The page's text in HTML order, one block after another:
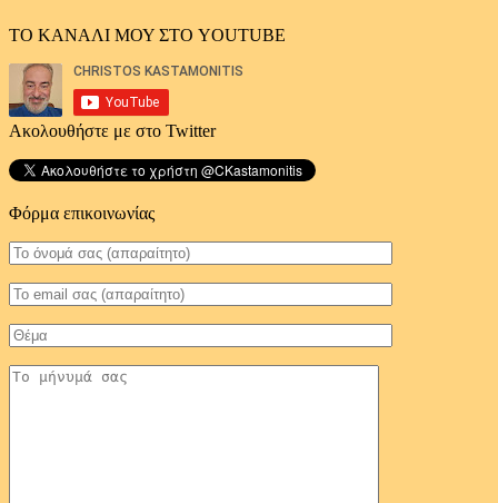
ΤΟ ΚΑΝΑΛΙ ΜΟΥ ΣΤΟ YOUTUBE
Ακολουθήστε με στο Twitter
Φόρμα επικοινωνίας